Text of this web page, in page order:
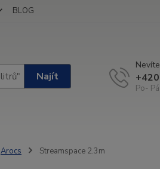
BLOG
Najít
Po-
Arocs Streamspace 2.3m